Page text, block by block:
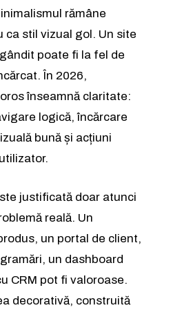
rămâne
ca stil vizual gol. Un site
poate fi la fel de
În 2026,
înseamnă claritate:
logică, încărcare
bună și acțiuni
justificată doar atunci
reală. Un
un portal de client,
un dashboard
CRM pot fi valoroase.
decorativă, construită